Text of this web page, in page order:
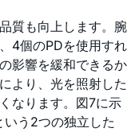
質も向上します。腕
4個のPDを使用すれ
影響を緩和できるか
より、光を照射した
なります。図7に示
う2つの独立した